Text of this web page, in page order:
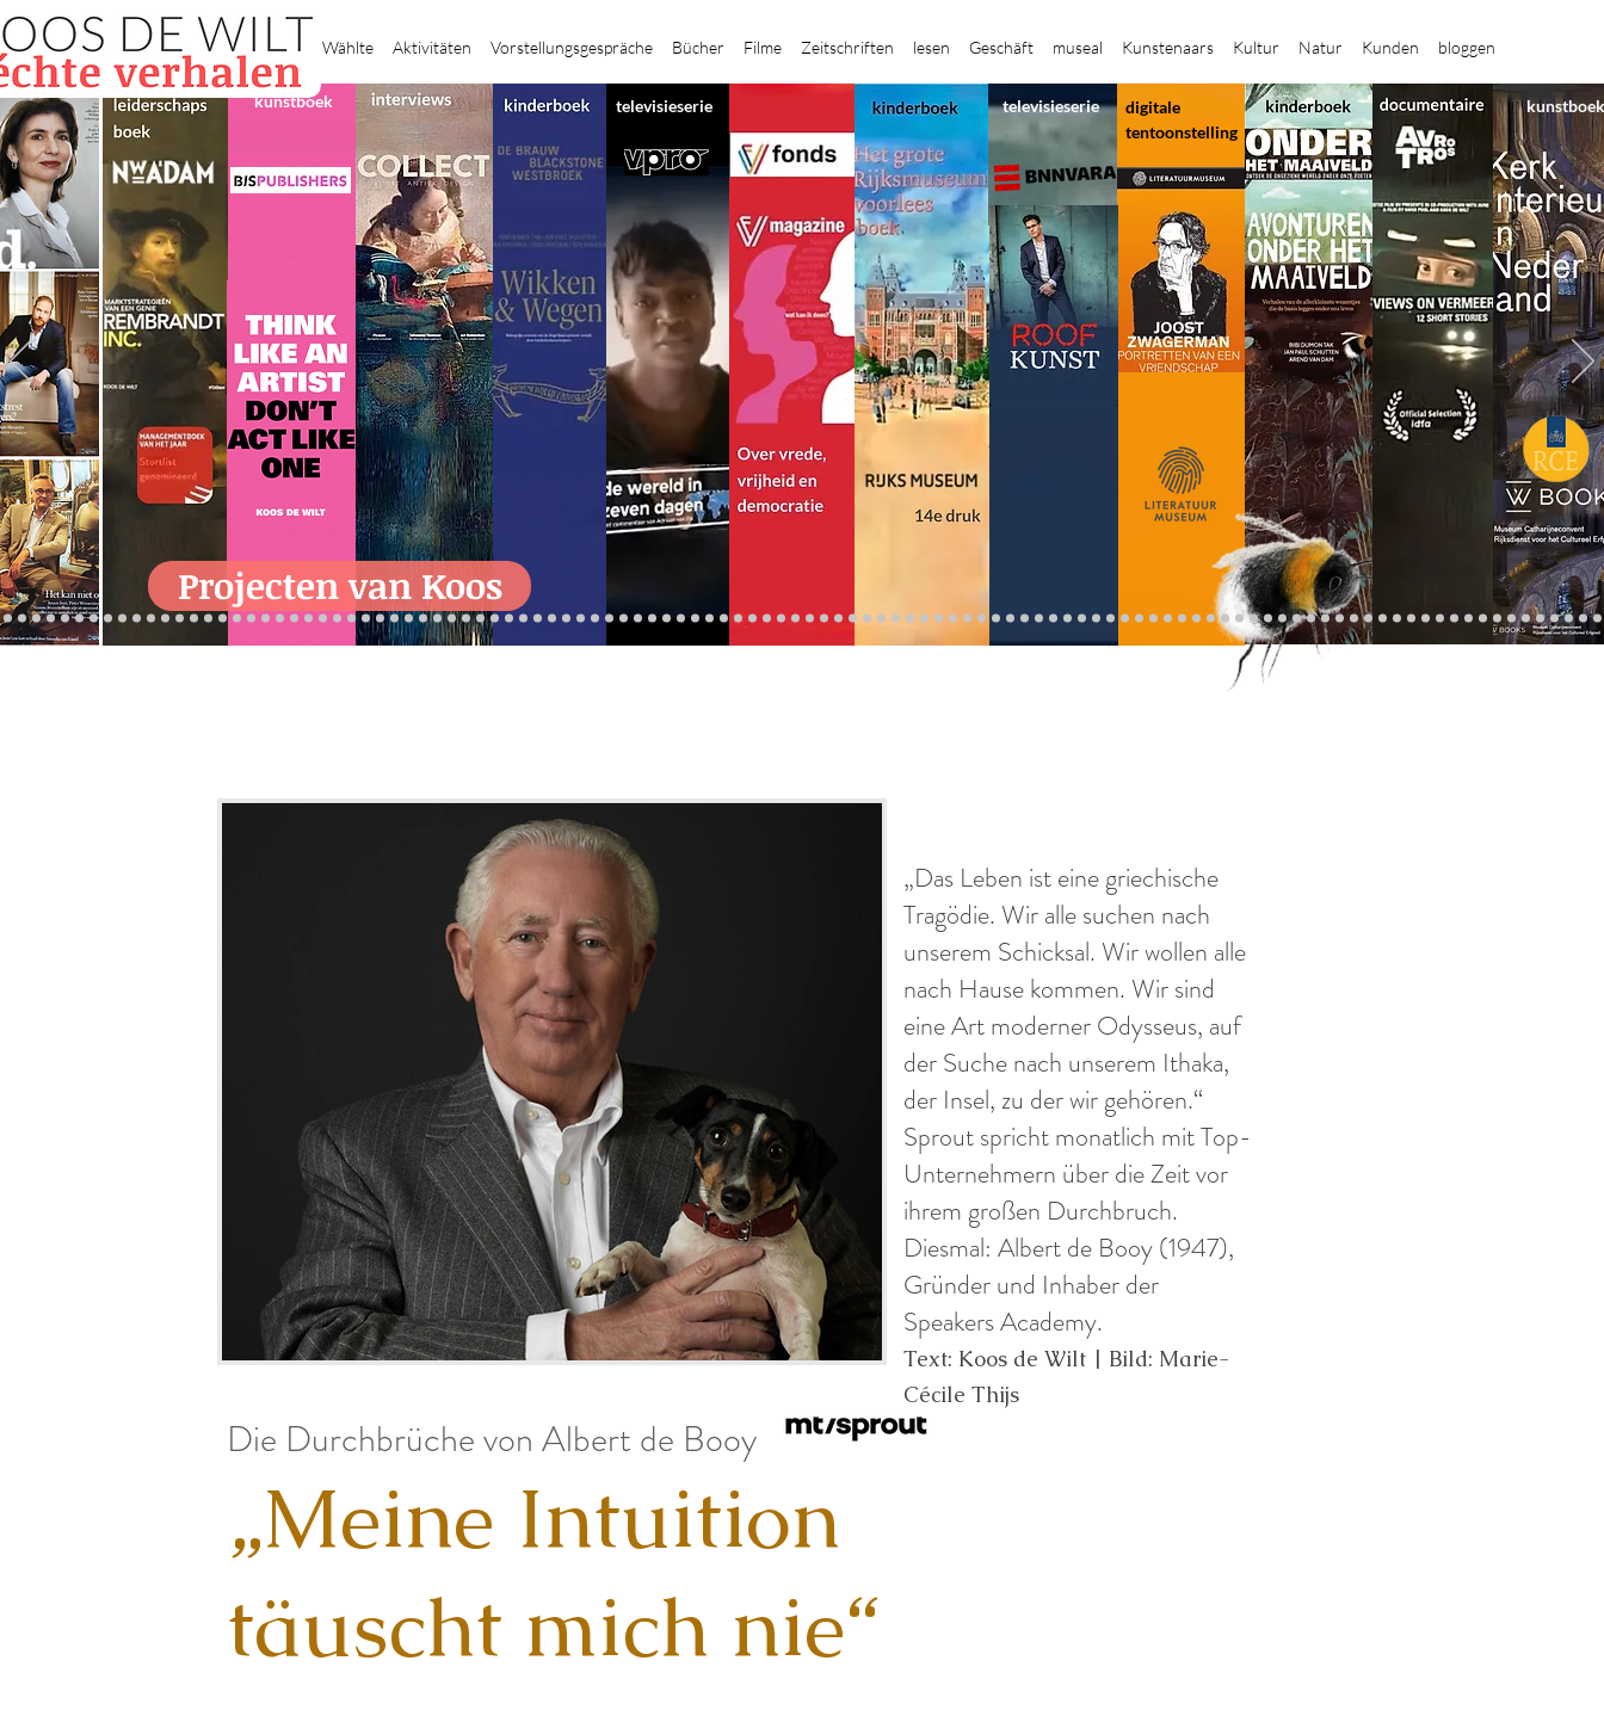
Heim Wählte Aktivitäten Vorstellungsgespräche Bücher Filme Zeitschriften lesen Geschäft museal Kunstenaars Kultur Natur Kunden bloggen
kunstboek televisieserie
Projecten van Koos
digitale
tentoonstelling
televisieserie kunstboek
„Das Leben ist eine griechische
Tragödie. Wir alle suchen nach
unserem Schicksal. Wir wollen alle
nach Hause kommen. Wir sind
eine Art moderner Odysseus, auf
der Suche nach unserem Ithaka,
der Insel, zu der wir gehören.“
Sprout spricht monatlich mit Top-
Unternehmern über die Zeit vor
ihrem großen Durchbruch.
Diesmal: Albert de Booy (1947),
Gründer und Inhaber der
Speakers Academy.
Text: Koos de Wilt | Bild: Marie-
Cécile Thijs
Die Durchbrüche von Albert de Booy
„Meine Intuition
täuscht mich nie“